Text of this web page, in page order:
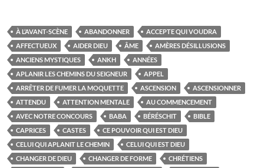
À L’AVANT-SCÈNE ABANDONNER
ACCEPTE QUI VOUDRA
AFFECTUEUX
AIDER DIEU ÂME
AMÈRES DÉSILLUSIONS
ANCIENS MYSTIQUES
ANKH
ANNÉES
APLANIR LES CHEMINS DU SEIGNEUR
APPEL
ARRÊTER DE FUMER LA MOQUETTE
ASCENSION
ASCENSIONNER
ATTENDU
ATTENTION MENTALE
AU COMMENCEMENT
AVEC NOTRE CONCOURS
BABA BÉRÉSCHIT
BIBLE
CAPRICES
CASTES
CE POUVOIR QUI EST DIEU
CELUI QUI APLANIT LE CHEMIN
CELUI QUI EST DIEU
CHANGER DE DIEU
CHANGER DE FORME CHRÉTIENS